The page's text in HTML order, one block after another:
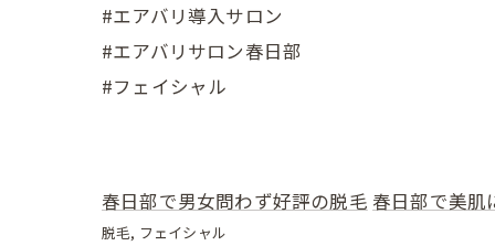
#エアバリ導入サロン
#エアバリサロン春日部
#フェイシャル
春日部で男女問わず好評の脱毛 春日部で美肌
脱毛 フェイシャル